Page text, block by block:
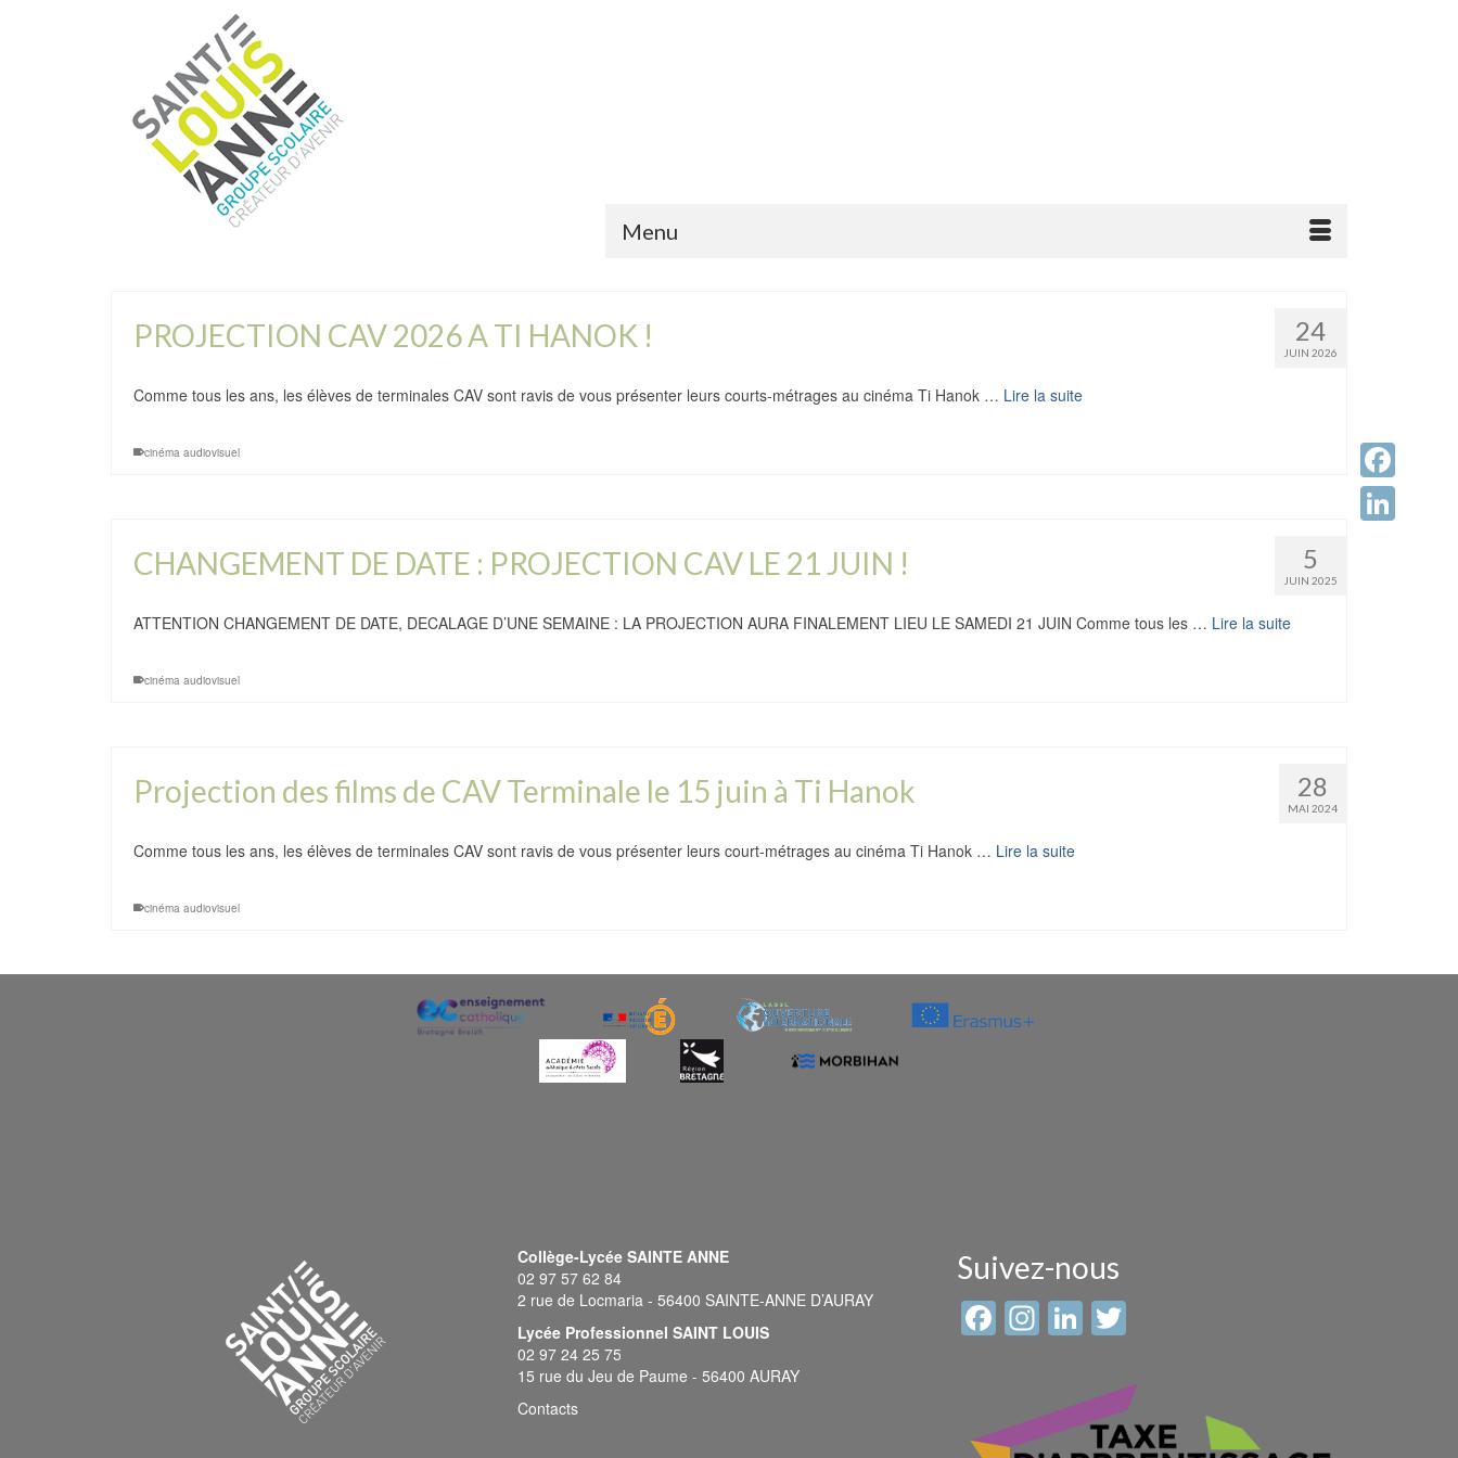
Menu
24
JUIN 2026
PROJECTION CAV 2026 A TI HANOK !
Comme tous les ans, les élèves de terminales CAV sont ravis de vous présenter leurs courts-métrages au cinéma Ti Hanok … Lire la suite
cinéma audiovisuel
5
JUIN 2025
CHANGEMENT DE DATE : PROJECTION CAV LE 21 JUIN !
ATTENTION CHANGEMENT DE DATE, DECALAGE D’UNE SEMAINE : LA PROJECTION AURA FINALEMENT LIEU LE SAMEDI 21 JUIN Comme tous les … Lire la suite
cinéma audiovisuel
28
MAI 2024
Projection des films de CAV Terminale le 15 juin à Ti Hanok
Comme tous les ans, les élèves de terminales CAV sont ravis de vous présenter leurs court-métrages au cinéma Ti Hanok … Lire la suite
cinéma audiovisuel
Collège-Lycée SAINTE ANNE
02 97 57 62 84
2 rue de Locmaria - 56400 SAINTE-ANNE D’AURAY
Lycée Professionnel SAINT LOUIS
02 97 24 25 75
15 rue du Jeu de Paume - 56400 AURAY
Contacts
Suivez-nous
Facebook
Instagram
LinkedIn
Facebook